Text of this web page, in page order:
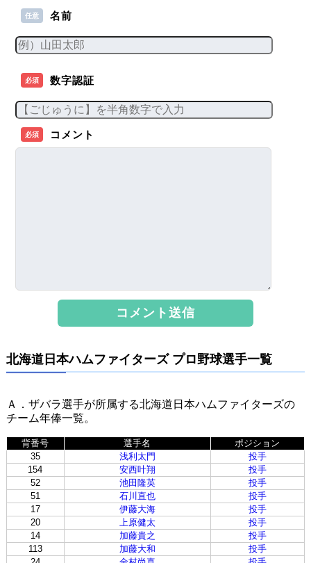
任意 名前
必須 数字認証
必須 コメント
北海道日本ハムファイターズ プロ野球選手一覧
Ａ．ザバラ選手が所属する北海道日本ハムファイターズの
チーム年俸一覧。
背番号 選手名
ポジション
35
浅利太門
投手
154
安西叶翔
投手
52
池田隆英
投手
51
石川直也
投手
17
伊藤大海
投手
20
上原健太
投手
14
加藤貴之
投手
113
加藤大和
投手